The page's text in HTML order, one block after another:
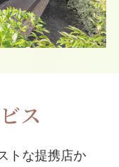
ス
トな提携店か